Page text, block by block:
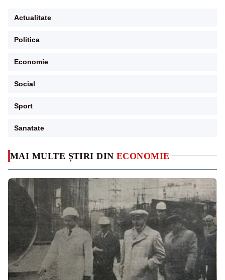
MAI MULTE ȘTIRI DIN ECONOMIE
Actualitate
Politica
Economie
Social
Sport
Sanatate